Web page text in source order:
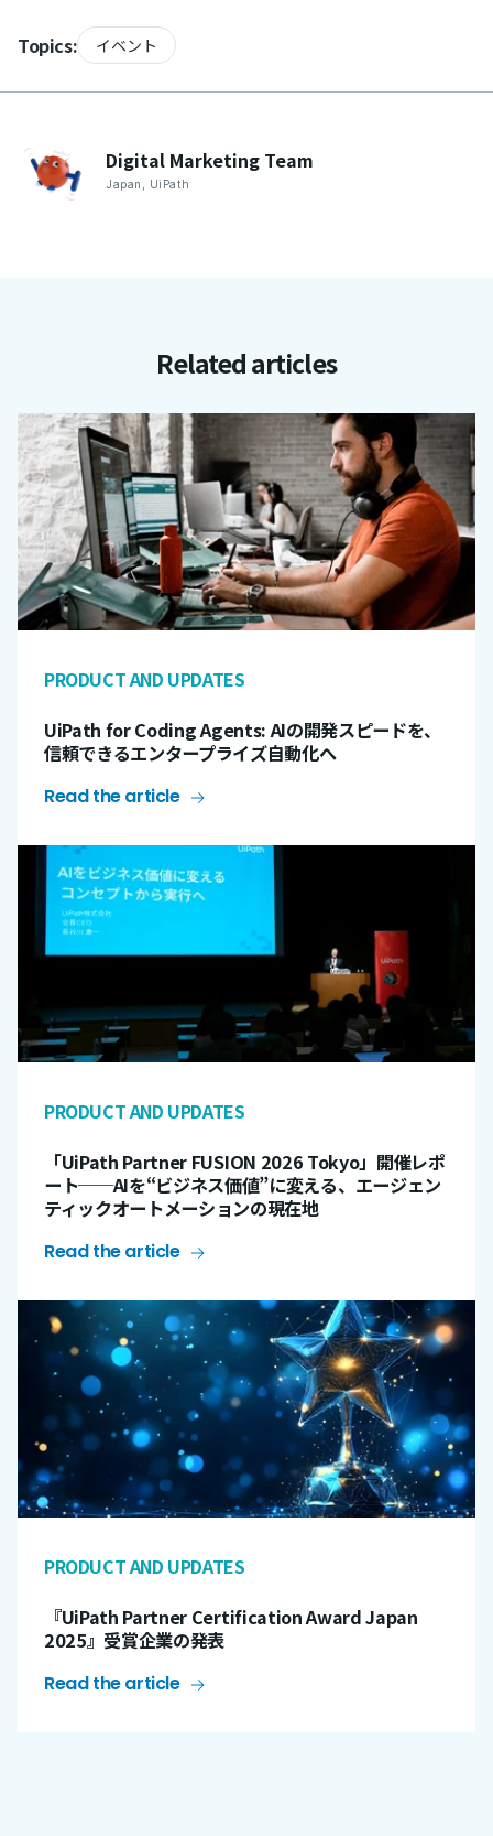
Topics: イベント
Digital Marketing Team
Japan UiPath
Related articles
PRODUCT AND UPDATES
UiPath for Coding Agents: AIの開発スピードを、
信頼できるエンタープライズ自動化へ
Read the article
PRODUCT AND UPDATES
「UiPath Partner FUSION 2026 Tokyo」開催レポ
ート──AIを“ビジネス価値”に変える、エージェン
ティックオートメーションの現在地
Read the article
PRODUCT AND UPDATES
『UiPath Partner Certification Award Japan
2025』受賞企業の発表
Read the article